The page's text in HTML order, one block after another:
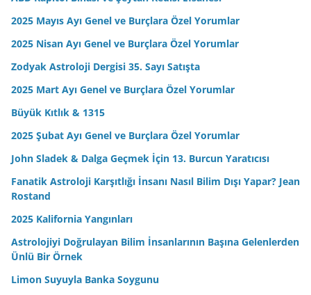
2025 Mayıs Ayı Genel ve Burçlara Özel Yorumlar
2025 Nisan Ayı Genel ve Burçlara Özel Yorumlar
Zodyak Astroloji Dergisi 35. Sayı Satışta
2025 Mart Ayı Genel ve Burçlara Özel Yorumlar
Büyük Kıtlık & 1315
2025 Şubat Ayı Genel ve Burçlara Özel Yorumlar
John Sladek & Dalga Geçmek İçin 13. Burcun Yaratıcısı
Fanatik Astroloji Karşıtlığı İnsanı Nasıl Bilim Dışı Yapar? Jean
Rostand
2025 Kalifornia Yangınları
Astrolojiyi Doğrulayan Bilim İnsanlarının Başına Gelenlerden
Ünlü Bir Örnek
Limon Suyuyla Banka Soygunu